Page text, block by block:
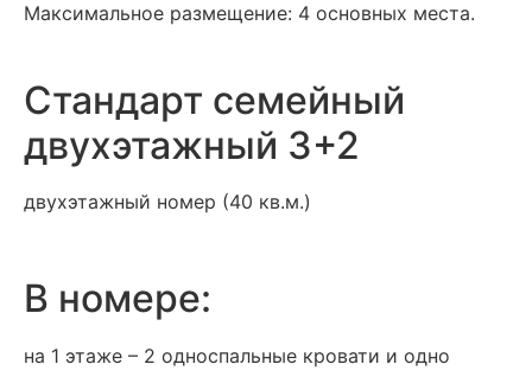
Максимальное размещение: 4 основных места.
Стандарт семейный
двухэтажный 3+2
двухэтажный номер (40 кв.м.)
В номере:
на 1 этаже – 2 односпальные кровати и одно